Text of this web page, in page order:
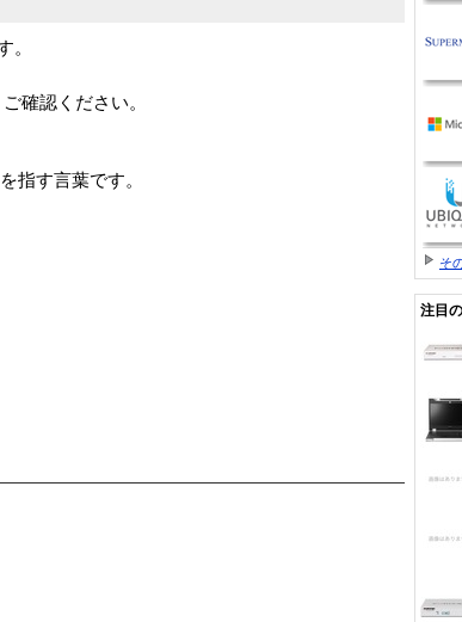
。
確認ください。
指す言葉です。
そ
注目